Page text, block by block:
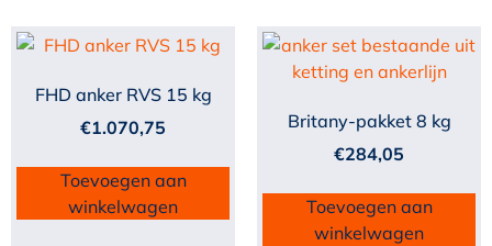
FHD anker RVS 15 kg
€1.070,75
Toevoegen aan
winkelwagen
Britany-pakket 8 kg
€284,05
Toevoegen aan
winkelwagen